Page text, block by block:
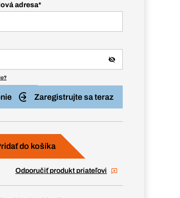
adresa*
Zaregistrujte sa teraz
do košíka
Odporučiť produkt priateľovi